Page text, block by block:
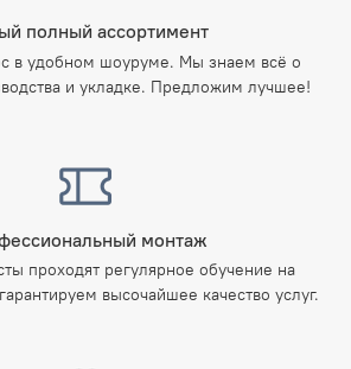
полный ассортимент
в удобном шоуруме. Мы знаем всё о
и укладке. Предложим лучшее!
монтаж
проходят регулярное обучение на
высочайшее качество услуг.